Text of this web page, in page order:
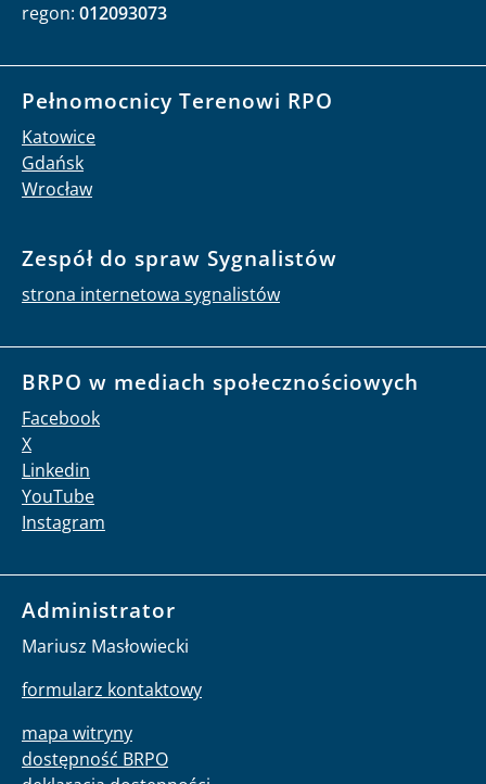
regon: 012093073
Pełnomocnicy Terenowi RPO
Katowice
Gdańsk
Wrocław
Zespół do spraw Sygnalistów
strona internetowa sygnalistów
BRPO w mediach społecznościowych
Facebook
X
Linkedin
YouTube
Instagram
Administrator
Mariusz Masłowiecki
formularz kontaktowy
mapa witryny
dostępność BRPO